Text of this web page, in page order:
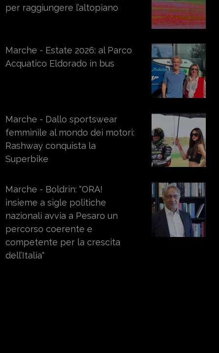
per raggiungere l’altopiano
Marche - Estate 2026: al Parco
Acquatico Eldorado in bus
Marche - Dallo sportswear
femminile al mondo dei motori:
Rashway conquista la
Superbike
Marche - Boldrin: "ORA!
insieme a sigle politiche
nazionali avvia a Pesaro un
percorso coerente e
competente per la crescita
dell’Italia"